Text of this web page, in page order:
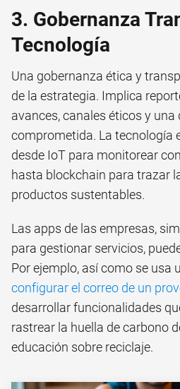
3. Gobernanza
Tecnología
Una gobernanza ética y
de la estrategia. Implica
avances, canales éticos y una
comprometida. La tecnología
desde IoT para monitorear
hasta blockchain para trazar
productos sustentables.
Las apps de las empresas,
para gestionar servicios,
Por ejemplo, así como se usa
configurar el correo de un
desarrollar funcionalidades
rastrear la huella de carbono
educación sobre reciclaje.